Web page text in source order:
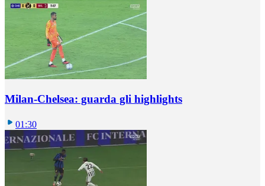
Milan-Chelsea: guarda gli highlights
01:30